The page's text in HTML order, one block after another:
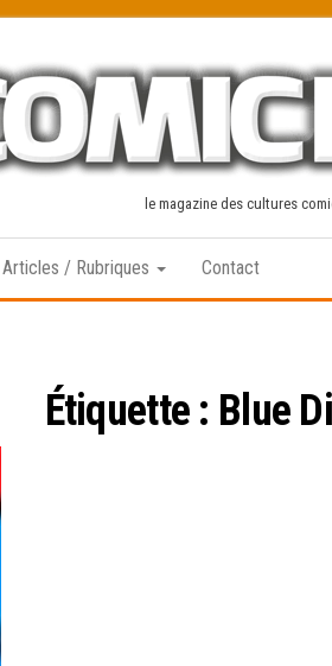
le magazine des cultures
Articles / Rubriques Contact
Étiquette : Blue